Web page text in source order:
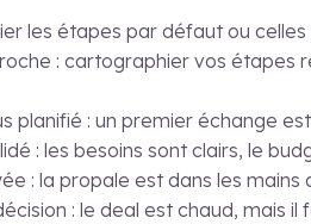
les étapes par défaut ou celles
: cartographier vos étapes
planifié : un premier échange
: les besoins sont clairs, le
: la propale est dans les mains
: le deal est chaud, mais il